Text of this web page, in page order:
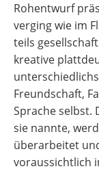
Rohentwurf
verging wie im
teils
kreative
Freundschaft,
Sprache selbst.
sie nannte,
überarbeitet
voraussichtlich